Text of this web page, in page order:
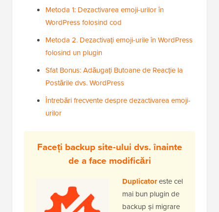
Metoda 1: Dezactivarea emoji-urilor în
WordPress folosind cod
Metoda 2. Dezactivați emoji-urile în WordPress
folosind un plugin
Sfat Bonus: Adăugați Butoane de Reacție la
Postările dvs. WordPress
Întrebări frecvente despre dezactivarea emoji-
urilor
Faceți backup site-ului dvs. înainte
de a face modificări
Duplicatoreste cel
mai bun plugin de
backup și migrare